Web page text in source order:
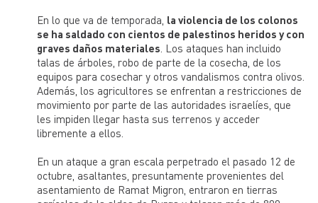
En lo que va de temporada, la violencia de los colonos
se ha saldado con cientos de palestinos heridos y con
graves daños materiales . Los ataques han incluido
talas de árboles, robo de parte de la cosecha, de los
equipos para cosechar y otros vandalismos contra olivos.
Además, los agricultores se enfrentan a restricciones de
movimiento por parte de las autoridades israelíes, que
les impiden llegar hasta sus terrenos y acceder
libremente a ellos.
En un ataque a gran escala perpetrado el pasado 12 de
octubre, asaltantes, presuntamente provenientes del
asentamiento de Ramat Migron, entraron en tierras